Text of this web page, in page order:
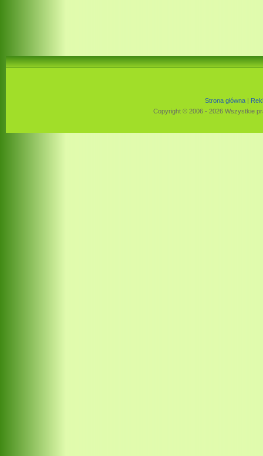
Strona główna|
Copyright © 2006 - 2026 Wszystkie